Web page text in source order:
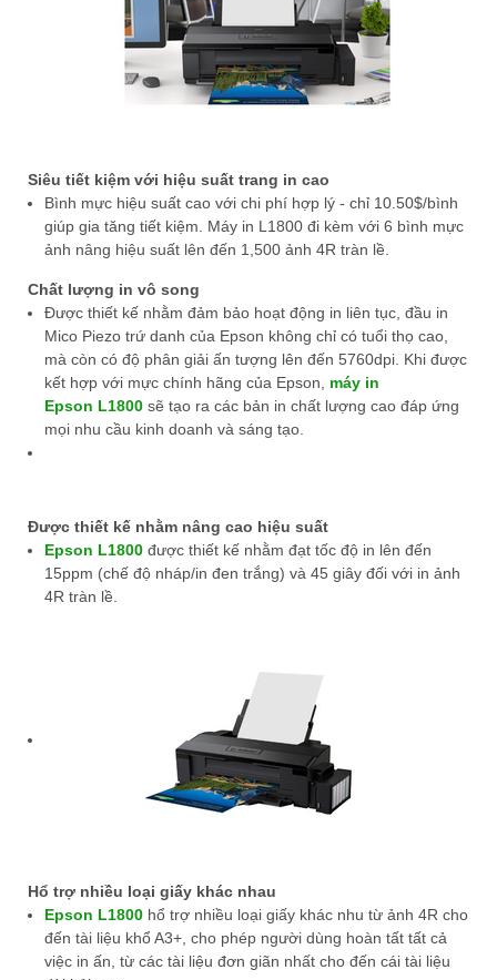
Siêu tiết kiệm với hiệu suất trang in cao
Bình mực hiệu suất cao với chi phí hợp lý - chỉ 10.50$/bình
giúp gia tăng tiết kiệm. Máy in L1800 đi kèm với 6 bình mực
ảnh nâng hiệu suất lên đến 1,500 ảnh 4R tràn lề.
Chất lượng in vô song
Được thiết kế nhằm đảm bảo hoạt động in liên tục, đầu in
Mico Piezo trứ danh của Epson không chỉ có tuổi thọ cao,
mà còn có độ phân giải ấn tượng lên đến 5760dpi. Khi được
kết hợp với mực chính hãng của Epson, máy in
Epson L1800 sẽ tạo ra các bản in chất lượng cao đáp ứng
mọi nhu cầu kinh doanh và sáng tạo.
Được thiết kế nhằm nâng cao hiệu suất
Epson L1800 được thiết kế nhằm đạt tốc độ in lên đến
15ppm (chế độ nháp/in đen trắng) và 45 giây đối với in ảnh
4R tràn lề.
Hổ trợ nhiều loại giấy khác nhau
Epson L1800 hổ trợ nhiều loại giấy khác nhu từ ảnh 4R cho
đến tài liệu khổ A3+, cho phép người dùng hoàn tất tất cả
việc in ấn, từ các tài liệu đơn giãn nhất cho đến cái tài liệu